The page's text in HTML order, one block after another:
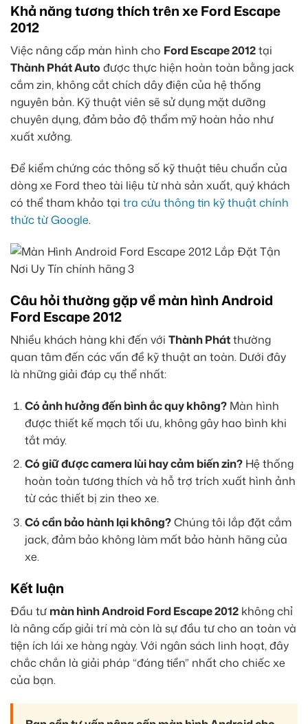
Khả năng tương thích trên xe Ford Escape
2012
Việc nâng cấp màn hình cho Ford Escape 2012tại
Thành Phát Auto được thực hiện hoàn toàn bằng jack
cắm zin, không cắt chích dây điện của hệ thống
nguyên bản. Kỹ thuật viên sẽ sử dụng mặt dưỡng
chuyên dụng, đảm bảo độ thẩm mỹ hoàn hảo như
xuất xưởng.
Để kiểm chứng các thông số kỹ thuật tiêu chuẩn của
dòng xe Ford theo tài liệu từ nhà sản xuất, quý khách
có thể tham khảo tại tra cứu thông tin kỹ thuật chính
thức từ Google.
Câu hỏi thường gặp về màn hình Android
Ford Escape 2012
Nhiều khách hàng khi đến với Thành Phátthường
quan tâm đến các vấn đề kỹ thuật an toàn. Dưới đây
là những giải đáp cụ thể nhất:
Có ảnh hưởng đến bình ắc quy không?Màn hình
được thiết kế mạch tối ưu, không gây hao bình khi
tắt máy.
Có giữ được camera lùi hay cảm biến zin?Hệ thống
hoàn toàn tương thích và hỗ trợ trích xuất hình ảnh
từ các thiết bị zin theo xe.
Có cần bảo hành lại không?Chúng tôi lắp đặt cắm
jack, đảm bảo không làm mất bảo hành hãng của
xe.
Kết luận
Đầu tư màn hình Android Ford Escape 2012 không chỉ
là nâng cấp giải trí mà còn là sự đầu tư cho an toàn và
tiện ích lái xe hàng ngày. Với ngân sách linh hoạt, đây
chắc chắn là giải pháp “đáng tiền” nhất cho chiếc xe
của bạn.